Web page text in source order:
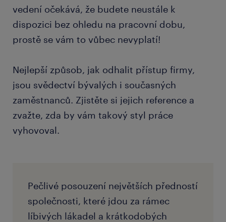
vedení očekává, že budete neustále k
dispozici bez ohledu na pracovní dobu,
prostě se vám to vůbec nevyplatí!
Nejlepší způsob, jak odhalit přístup firmy,
jsou svědectví bývalých i současných
zaměstnanců. Zjistěte si jejich reference a
zvažte, zda by vám takový styl práce
vyhovoval.
Pečlivé posouzení největších předností
společnosti, které jdou za rámec
líbivých lákadel a krátkodobých